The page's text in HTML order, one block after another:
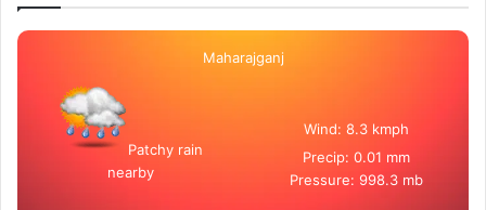
Maharajganj
Patchy rain
nearby
Wind: 8.3 kmph
Precip: 0.01 mm
Pressure: 998.3 mb